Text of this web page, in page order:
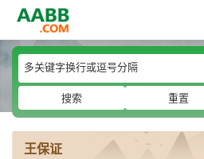
搜索
重置
王保证